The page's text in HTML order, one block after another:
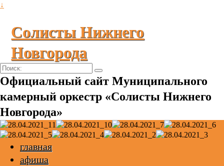
↓
Солисты Нижнего
Новгорода
Поиск:
Официальный сайт Муниципального
камерный оркестр «Солисты Нижнего
Новгорода»
главная
афиша